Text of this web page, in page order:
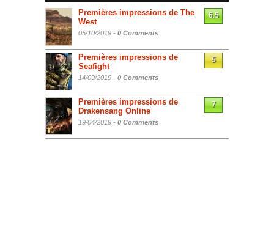
Premières impressions de The
West
05/10/2019 - 0 Comments
6.5
Premières impressions de
Seafight
14/09/2019 - 0 Comments
5
Premières impressions de
Drakensang Online
19/04/2019 - 0 Comments
7